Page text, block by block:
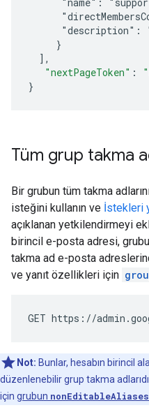
"description":
     }
] ,
"nextPageToken" :
}
Tüm grup takma
Bir grubun tüm takma
isteğini kullanın ve İstekleri
açıklanan yetkilendirmeyi
birincil e-posta adresi,
takma ad e-posta
ve yanıt özellikleri için
GET https://
Not: Bunlar, hesabın birincil
düzenlenebilir grup takma
için grubun nonEditableAliases